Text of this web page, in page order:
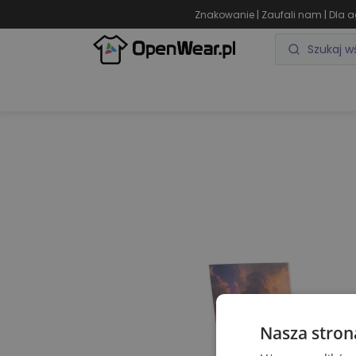
Znakowanie | Zaufali nam | Dla
Nasza